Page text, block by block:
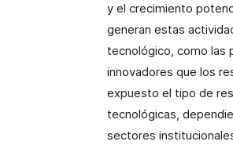
y el crecimiento
generan estas
tecnológico, como las
innovadores que los
expuesto el tipo de
tecnológicas,
sectores